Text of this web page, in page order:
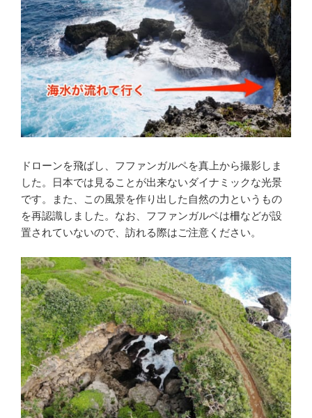
ドローンを飛ばし、フファンガルペを真上から撮影しま
した。日本では見ることが出来ないダイナミックな光景
です。また、この風景を作り出した自然の力というもの
を再認識しました。なお、フファンガルペは柵などが設
置されていないので、訪れる際はご注意ください。